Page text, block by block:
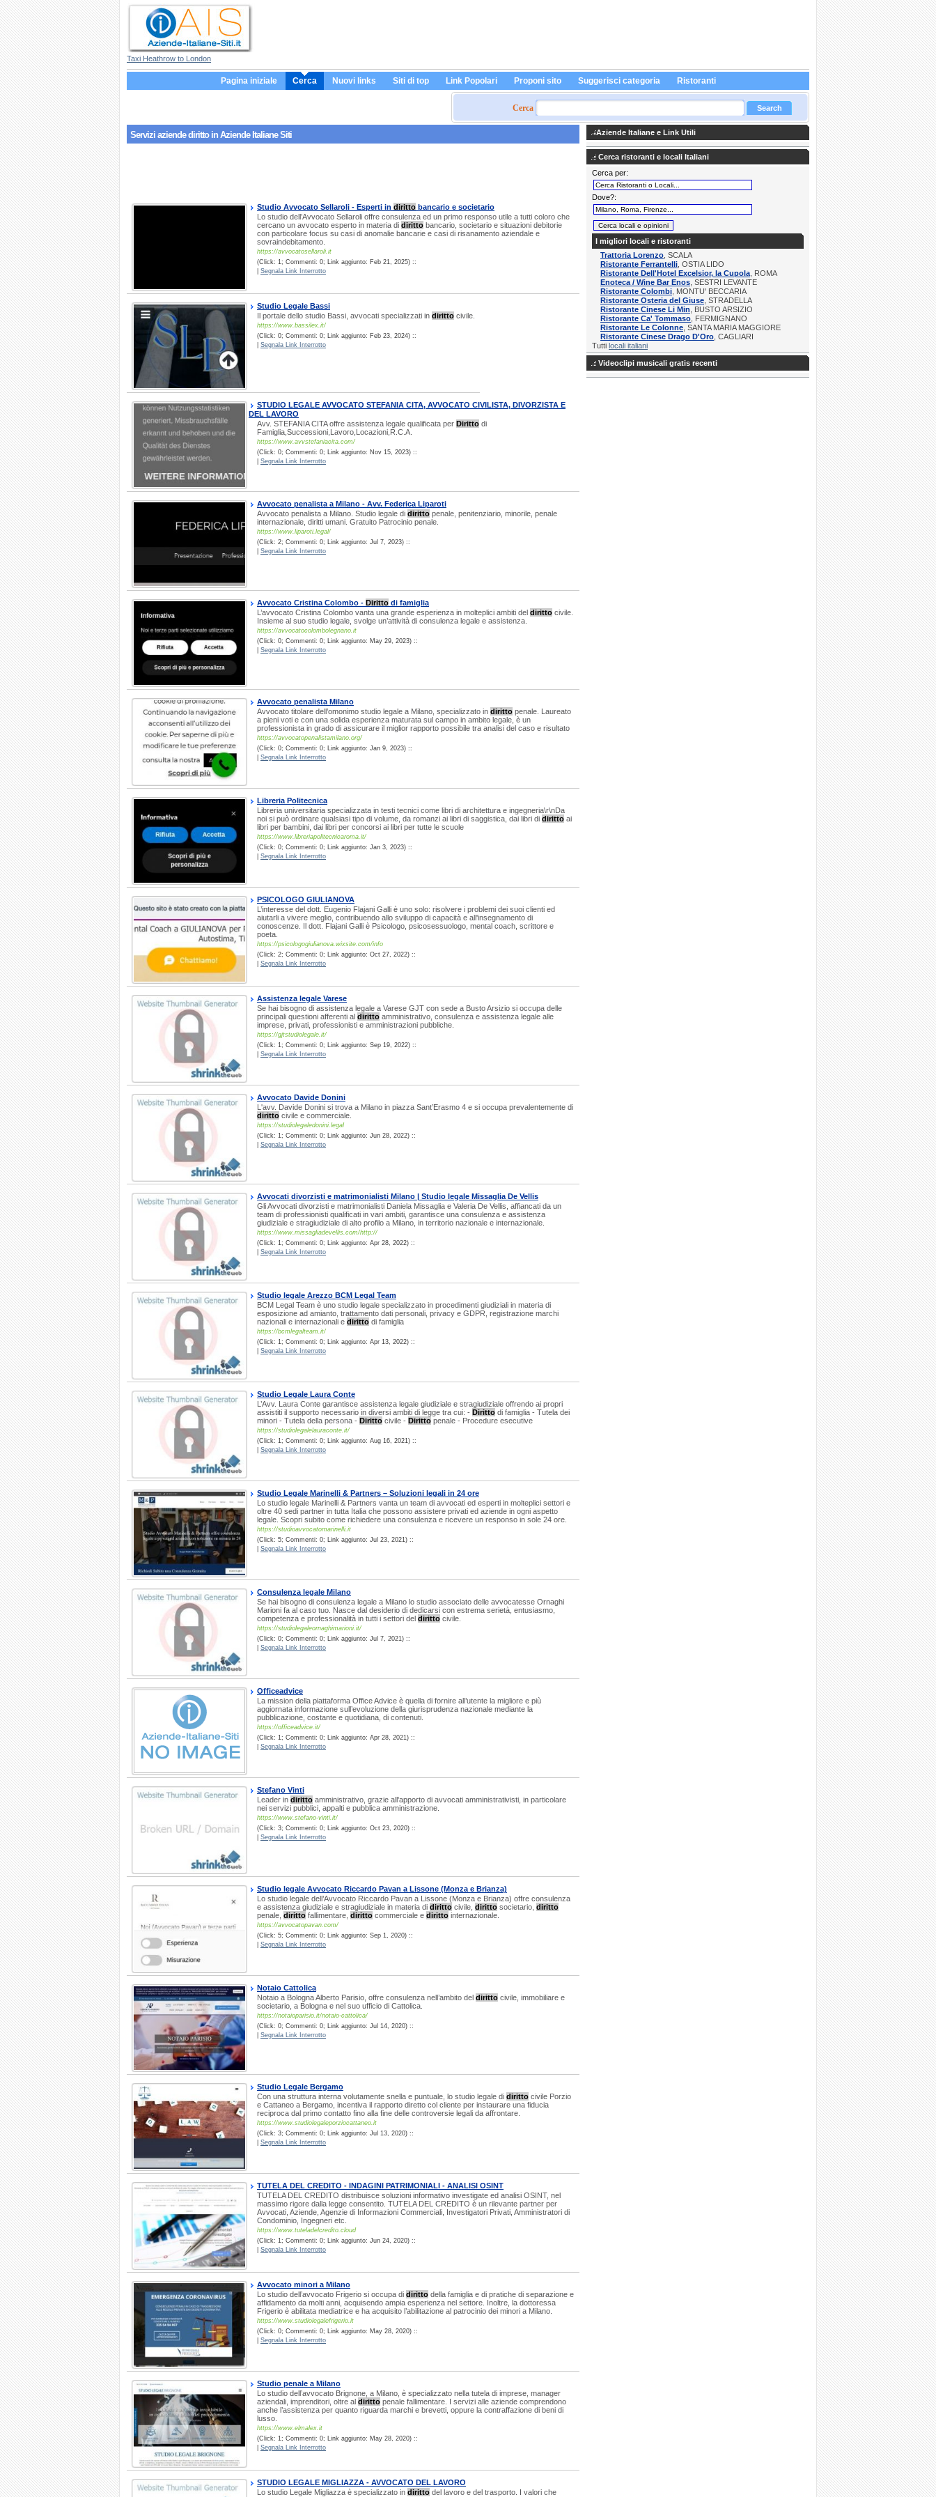
Taxi Heathrow to London
Pagina iniziale Cerca Nuovi links Siti di top Link Popolari Proponi sito Suggerisci categoria Ristoranti
Cerca
Servizi aziendedirittoin Aziende Italiane Siti
Studio Avvocato Sellaroli - Esperti in diritto bancario e societario
Lo studio dell’Avvocato Sellaroli offre consulenza ed un primo responso utile a tutti coloro che
cercano un avvocato esperto in materia di diritto bancario, societario e situazioni debitorie
con particolare focus su casi di anomalie bancarie e casi di risanamento aziendale e
sovraindebitamento.
https://avvocatosellaroli.it
(Click: 1; Commenti: 0; Link aggiunto: Feb 21, 2025) ::
Segnala Link Interrotto
Studio Legale Bassi
Il portale dello studio Bassi, avvocati specializzati in diritto civile.
https://www.bassilex.it/
(Click: 0; Commenti: 0; Link aggiunto: Feb 23, 2024) ::
Segnala Link Interrotto
STUDIO LEGALE AVVOCATO STEFANIA CITA, AVVOCATO CIVILISTA, DIVORZISTA E
DEL LAVORO
Avv. STEFANIA CITA offre assistenza legale qualificata per Diritto di
Famiglia,Successioni,Lavoro,Locazioni,R.C.A.
https://www.avvstefaniacita.com/
(Click: 0; Commenti: 0; Link aggiunto: Nov 15, 2023) ::
Segnala Link Interrotto
Avvocato penalista a Milano - Avv. Federica Liparoti
Avvocato penalista a Milano. Studio legale di diritto penale, penitenziario, minorile, penale
internazionale, diritti umani. Gratuito Patrocinio penale.
https://www.liparoti.legal/
(Click: 2; Commenti: 0; Link aggiunto: Jul 7, 2023) ::
Segnala Link Interrotto
Avvocato Cristina Colombo - Diritto di famiglia
L’avvocato Cristina Colombo vanta una grande esperienza in molteplici ambiti del diritto civile.
Insieme al suo studio legale, svolge un’attività di consulenza legale e assistenza.
https://avvocatocolombolegnano.it
(Click: 0; Commenti: 0; Link aggiunto: May 29, 2023) ::
Segnala Link Interrotto
Avvocato penalista Milano
Avvocato titolare dell’omonimo studio legale a Milano, specializzato in diritto penale. Laureato
a pieni voti e con una solida esperienza maturata sul campo in ambito legale, è un
professionista in grado di assicurare il miglior rapporto possibile tra analisi del caso e risultato
https://avvocatopenalistamilano.org/
(Click: 0; Commenti: 0; Link aggiunto: Jan 9, 2023) ::
Segnala Link Interrotto
Libreria Politecnica
Libreria universitaria specializzata in testi tecnici come libri di architettura e ingegneria\r\nDa
noi si può ordinare qualsiasi tipo di volume, da romanzi ai libri di saggistica, dai libri di diritto ai
libri per bambini, dai libri per concorsi ai libri per tutte le scuole
https://www.libreriapolitecnicaroma.it/
(Click: 0; Commenti: 0; Link aggiunto: Jan 3, 2023) ::
Segnala Link Interrotto
PSICOLOGO GIULIANOVA
L’interesse del dott. Eugenio Flajani Galli è uno solo: risolvere i problemi dei suoi clienti ed
aiutarli a vivere meglio, contribuendo allo sviluppo di capacità e all'insegnamento di
conoscenze. Il dott. Flajani Galli è Psicologo, psicosessuologo, mental coach, scrittore e
poeta.
https://psicologogiulianova.wixsite.com/info
(Click: 2; Commenti: 0; Link aggiunto: Oct 27, 2022) ::
Segnala Link Interrotto
Assistenza legale Varese
Se hai bisogno di assistenza legale a Varese GJT con sede a Busto Arsizio si occupa delle
principali questioni afferenti al diritto amministrativo, consulenza e assistenza legale alle
imprese, privati, professionisti e amministrazioni pubbliche.
https://gjtstudiolegale.it/
(Click: 1; Commenti: 0; Link aggiunto: Sep 19, 2022) ::
Segnala Link Interrotto
Avvocato Davide Donini
L'avv. Davide Donini si trova a Milano in piazza Sant’Erasmo 4 e si occupa prevalentemente di
diritto civile e commerciale.
https://studiolegaledonini.legal
(Click: 1; Commenti: 0; Link aggiunto: Jun 28, 2022) ::
Segnala Link Interrotto
Avvocati divorzisti e matrimonialisti Milano | Studio legale Missaglia De Vellis
Gli Avvocati divorzisti e matrimonialisti Daniela Missaglia e Valeria De Vellis, affiancati da un
team di professionisti qualificati in vari ambiti, garantisce una consulenza e assistenza
giudiziale e stragiudiziale di alto profilo a Milano, in territorio nazionale e internazionale.
https://www.missagliadevellis.com/http://
(Click: 1; Commenti: 0; Link aggiunto: Apr 28, 2022) ::
Segnala Link Interrotto
Studio legale Arezzo BCM Legal Team
BCM Legal Team è uno studio legale specializzato in procedimenti giudiziali in materia di
esposizione ad amianto, trattamento dati personali, privacy e GDPR, registrazione marchi
nazionali e internazionali e diritto di famiglia
https://bcmlegalteam.it/
(Click: 1; Commenti: 0; Link aggiunto: Apr 13, 2022) ::
Segnala Link Interrotto
Studio Legale Laura Conte
L’Avv. Laura Conte garantisce assistenza legale giudiziale e stragiudiziale offrendo ai propri
assistiti il supporto necessario in diversi ambiti di legge tra cui: - Diritto di famiglia - Tutela dei
minori - Tutela della persona - Diritto civile - Diritto penale - Procedure esecutive
https://studiolegalelauraconte.it/
(Click: 1; Commenti: 0; Link aggiunto: Aug 16, 2021) ::
Segnala Link Interrotto
Studio Legale Marinelli & Partners – Soluzioni legali in 24 ore
Lo studio legale Marinelli & Partners vanta un team di avvocati ed esperti in molteplici settori e
oltre 40 sedi partner in tutta Italia che possono assistere privati ed aziende in ogni aspetto
legale. Scopri subito come richiedere una consulenza e ricevere un responso in sole 24 ore.
https://studioavvocatomarinelli.it
(Click: 5; Commenti: 0; Link aggiunto: Jul 23, 2021) ::
Segnala Link Interrotto
Consulenza legale Milano
Se hai bisogno di consulenza legale a Milano lo studio associato delle avvocatesse Ornaghi
Marioni fa al caso tuo. Nasce dal desiderio di dedicarsi con estrema serietà, entusiasmo,
competenza e professionalità in tutti i settori del diritto civile.
https://studiolegaleornaghimarioni.it/
(Click: 0; Commenti: 0; Link aggiunto: Jul 7, 2021) ::
Segnala Link Interrotto
Officeadvice
La mission della piattaforma Office Advice è quella di fornire all’utente la migliore e più
aggiornata informazione sull’evoluzione della giurisprudenza nazionale mediante la
pubblicazione, costante e quotidiana, di contenuti.
https://officeadvice.it/
(Click: 1; Commenti: 0; Link aggiunto: Apr 28, 2021) ::
Segnala Link Interrotto
Stefano Vinti
Leader in diritto amministrativo, grazie all'apporto di avvocati amministrativisti, in particolare
nei servizi pubblici, appalti e pubblica amministrazione.
https://www.stefano-vinti.it/
(Click: 3; Commenti: 0; Link aggiunto: Oct 23, 2020) ::
Segnala Link Interrotto
Studio legale Avvocato Riccardo Pavan a Lissone (Monza e Brianza)
Lo studio legale dell’Avvocato Riccardo Pavan a Lissone (Monza e Brianza) offre consulenza
e assistenza giudiziale e stragiudiziale in materia di diritto civile, diritto societario, diritto
penale, diritto fallimentare, diritto commerciale e diritto internazionale.
https://avvocatopavan.com/
(Click: 5; Commenti: 0; Link aggiunto: Sep 1, 2020) ::
Segnala Link Interrotto
Notaio Cattolica
Notaio a Bologna Alberto Parisio, offre consulenza nell’ambito del diritto civile, immobiliare e
societario, a Bologna e nel suo ufficio di Cattolica.
https://notaioparisio.it/notaio-cattolica/
(Click: 0; Commenti: 0; Link aggiunto: Jul 14, 2020) ::
Segnala Link Interrotto
Studio Legale Bergamo
Con una struttura interna volutamente snella e puntuale, lo studio legale di diritto civile Porzio
e Cattaneo a Bergamo, incentiva il rapporto diretto col cliente per instaurare una fiducia
reciproca dal primo contatto fino alla fine delle controversie legali da affrontare.
https://www.studiolegaleporziocattaneo.it
(Click: 3; Commenti: 0; Link aggiunto: Jul 13, 2020) ::
Segnala Link Interrotto
TUTELA DEL CREDITO - INDAGINI PATRIMONIALI - ANALISI OSINT
TUTELA DEL CREDITO distribuisce soluzioni informativo investigate ed analisi OSINT, nel
massimo rigore dalla legge consentito. TUTELA DEL CREDITO è un rilevante partner per
Avvocati, Aziende, Agenzie di Informazioni Commerciali, Investigatori Privati, Amministratori di
Condominio, Ingegneri etc.
https://www.tuteladelcredito.cloud
(Click: 1; Commenti: 0; Link aggiunto: Jun 24, 2020) ::
Segnala Link Interrotto
Avvocato minori a Milano
Lo studio dell’avvocato Frigerio si occupa di diritto della famiglia e di pratiche di separazione e
affidamento da molti anni, acquisendo ampia esperienza nel settore. Inoltre, la dottoressa
Frigerio è abilitata mediatrice e ha acquisito l’abilitazione al patrocinio dei minori a Milano.
https://www.studiolegalefrigerio.it
(Click: 0; Commenti: 0; Link aggiunto: May 28, 2020) ::
Segnala Link Interrotto
Studio penale a Milano
Lo studio dell’avvocato Brignone, a Milano, è specializzato nella tutela di imprese, manager
aziendali, imprenditori, oltre al diritto penale fallimentare. I servizi alle aziende comprendono
anche l’assistenza per quanto riguarda marchi e brevetti, oppure la contraffazione di beni di
lusso.
https://www.elmalex.it
(Click: 1; Commenti: 0; Link aggiunto: May 28, 2020) ::
Segnala Link Interrotto
STUDIO LEGALE MIGLIAZZA - AVVOCATO DEL LAVORO
Lo studio Legale Migliazza è specializzato in diritto del lavoro e del trasporto. I valori che
Aziende Italiane e Link Utili
Cerca ristoranti e locali Italiani
Cerca per:
Dove?:
I migliori locali e ristoranti
Trattoria Lorenzo , SCALA
Ristorante Ferrantelli , OSTIA LIDO
Ristorante Dell'Hotel Excelsior, la Cupola , ROMA
Enoteca / Wine Bar Enos , SESTRI LEVANTE
Ristorante Colombi , MONTU' BECCARIA
Ristorante Osteria del Giuse , STRADELLA
Ristorante Cinese Li Min , BUSTO ARSIZIO
Ristorante Ca' Tommaso , FERMIGNANO
Ristorante Le Colonne , SANTA MARIA MAGGIORE
Ristorante Cinese Drago D'Oro , CAGLIARI
Tutti locali italiani
Videoclipi musicali gratis recenti